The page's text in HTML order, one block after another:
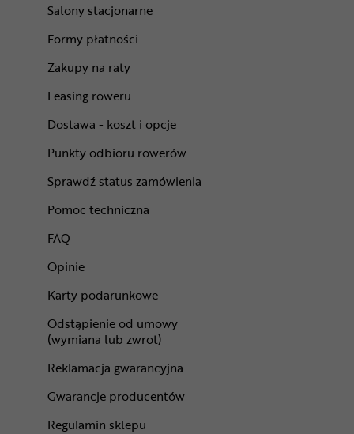
Salony stacjonarne
Formy płatności
Zakupy na raty
Leasing roweru
Dostawa - koszt i opcje
Punkty odbioru rowerów
Sprawdź status zamówienia
Pomoc techniczna
FAQ
Opinie
Karty podarunkowe
Odstąpienie od umowy
(wymiana lub zwrot)
Reklamacja gwarancyjna
Gwarancje producentów
Regulamin sklepu